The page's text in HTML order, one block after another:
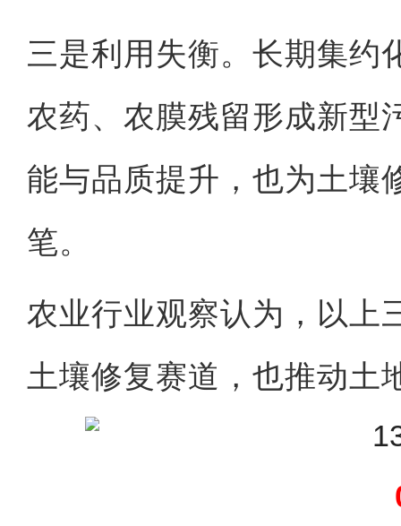
三是利用失衡。长期集约
农药、农膜残留形成新型
能与品质提升，也为土壤
笔。
农业行业观察认为，以上
土壤修复赛道，也推动土